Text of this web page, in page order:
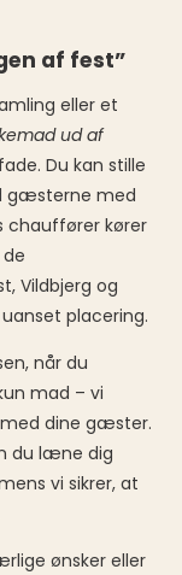
af fest”
eller et
ud af
Du kan stille
gæsterne med
chauffører kører
Vildbjerg og
placering.
når du
mad – vi
dine gæster.
du læne dig
vi sikrer, at
ønsker eller